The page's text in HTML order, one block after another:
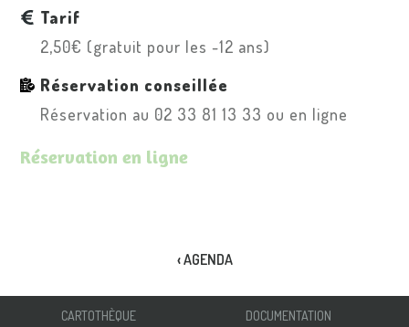
Tarif
2,50€ (gratuit pour les -12 ans)
Réservation conseillée
Réservation au 02 33 81 13 33 ou en ligne
Réservation en ligne
‹ AGENDA
CARTOTHÈQUE DOCUMENTATION